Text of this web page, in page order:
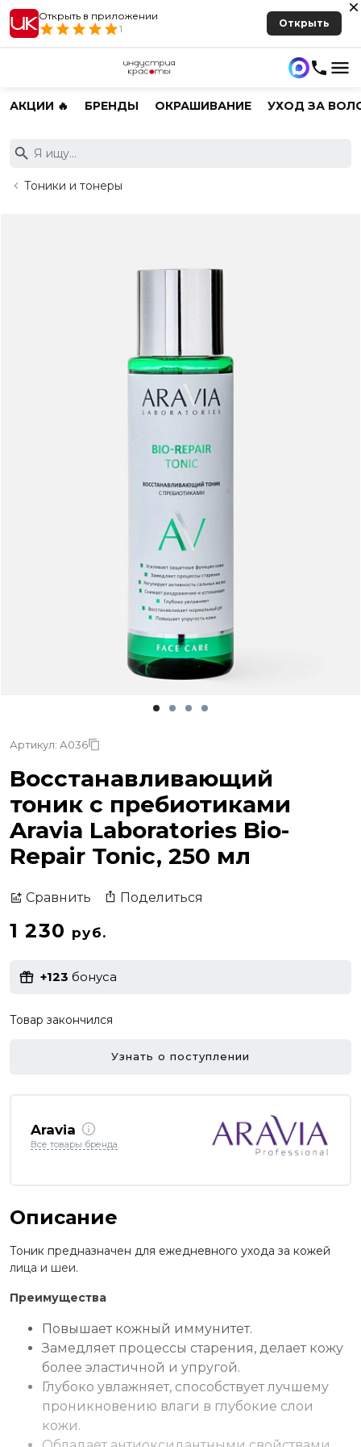
Открыть в приложении
1
Открыть
АКЦИИ 🔥 БРЕНДЫ ОКРАШИВАНИЕ УХОД ЗА
Тоники и тонеры
Артикул: А036
Восстанавливающий
тоник с пребиотиками
Aravia Laboratories Bio-
Repair Tonic, 250 мл
Сравнить Поделиться
1 230 руб.
+123 бонуса
Товар закончился
Узнать о поступлении
Aravia
Все товары бренда
Описание
Тоник предназначен для ежедневного ухода за кожей
лица и шеи.
Преимущества
Повышает кожный иммунитет.
Замедляет процессы старения, делает кожу
более эластичной и упругой.
Глубоко увлажняет, способствует лучшему
проникновению влаги в глубокие слои
кожи.